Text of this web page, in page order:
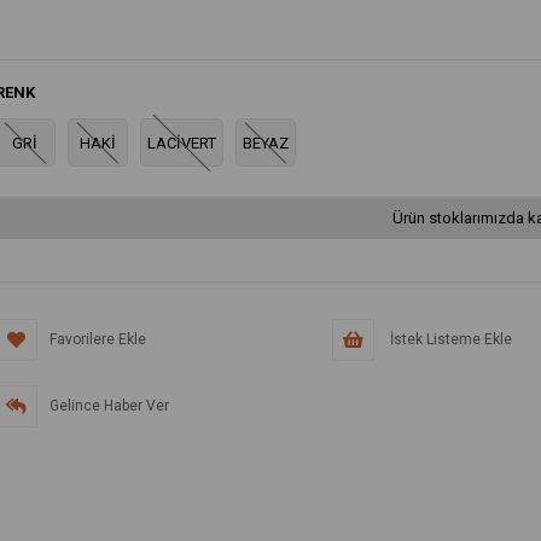
GRİ HAKİ LACİVERT BEYAZ
Ürün stoklarımızda
Favorilere Ekle İstek Listeme Ekle
Gelince Haber Ver